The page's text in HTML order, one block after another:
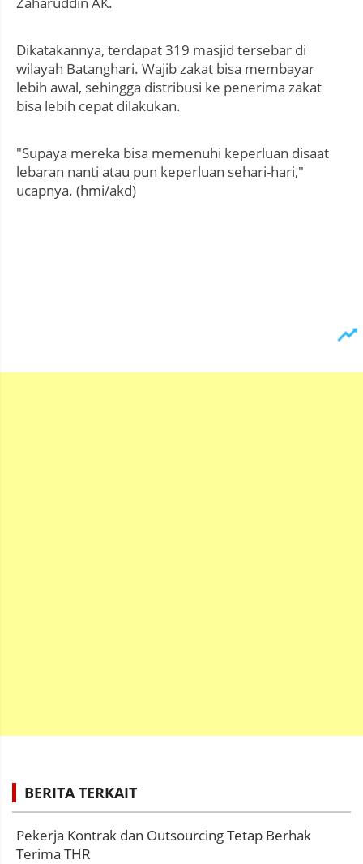
Dikatakannya, terdapat 319 masjid tersebar di
wilayah Batanghari. Wajib zakat bisa membayar
lebih awal, sehingga distribusi ke penerima zakat
bisa lebih cepat dilakukan.
"Supaya mereka bisa memenuhi keperluan disaat
lebaran nanti atau pun keperluan sehari-hari,"
ucapnya. (hmi/akd)
BERITA TERKAIT
Pekerja Kontrak dan Outsourcing Tetap Berhak
Terima THR